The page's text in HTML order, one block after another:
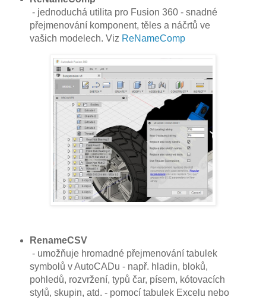
- jednoduchá utilita pro Fusion 360 - snadné
přejmenování komponent, těles a náčrtů ve
vašich modelech. Viz ReNameComp
RenameCSV
- umožňuje hromadné přejmenování tabulek
symbolů v AutoCADu - např. hladin, bloků,
pohledů, rozvržení, typů čar, písem, kótovacích
stylů, skupin, atd. - pomocí tabulek Excelu nebo